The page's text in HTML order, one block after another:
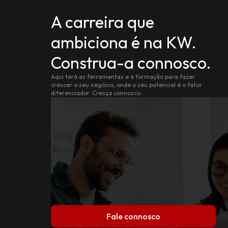
A carreira que
ambiciona é na KW.
Construa-a connosco.
Aqui terá as ferramentas e a formação para fazer
crescer o seu negócio, onde o seu potencial é o fator
diferenciador. Cresça connosco.
Fale connosco